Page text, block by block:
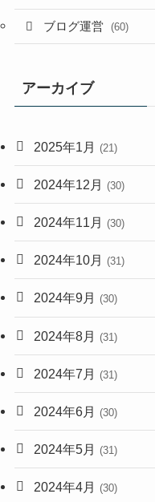
ブログ運営 (60)
アーカイブ
2025年1月 (21)
2024年12月 (30)
2024年11月 (30)
2024年10月 (31)
2024年9月 (30)
2024年8月 (31)
2024年7月 (31)
2024年6月 (30)
2024年5月 (31)
2024年4月 (30)